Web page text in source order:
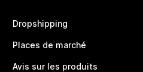
Dropshipping
Places de marché
Avis sur les produits